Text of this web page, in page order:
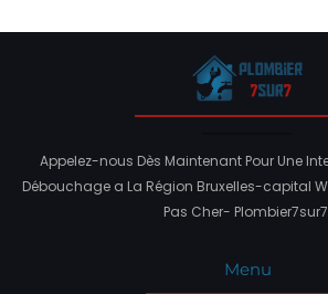
Appelez-nous Dès Maintenant Pour Une
Débouchage a La Région Bruxelles-capital
Pas Cher-
Menu